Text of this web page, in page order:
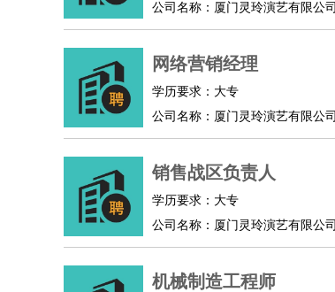
公司名称：厦门灵玲演艺有限公司
网络营销经理
学历要求：大专
公司名称：厦门灵玲演艺有限公司
销售战区负责人
学历要求：大专
公司名称：厦门灵玲演艺有限公司
机械制造工程师